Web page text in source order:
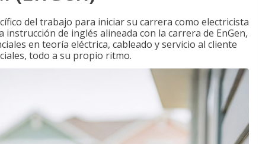
del trabajo para iniciar su carrera como electricista
de inglés alineada con la carrera de EnGen,
en teoría eléctrica, cableado y servicio al cliente
todo a su propio ritmo.